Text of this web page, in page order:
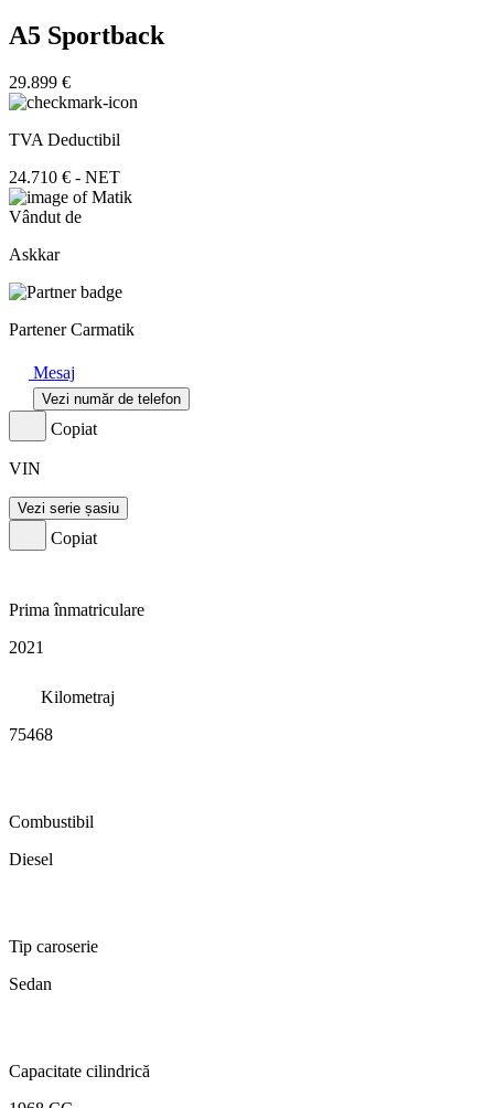
A5 Sportback
29.899 €
TVA Deductibil
24.710 € - NET
Vândut de
Askkar
Partener Carmatik
Mesaj
Vezi număr de telefon
Copiat
VIN
Vezi serie șasiu
Copiat
Prima înmatriculare
2021
Kilometraj
75468
Combustibil
Diesel
Tip caroserie
Sedan
Capacitate cilindrică